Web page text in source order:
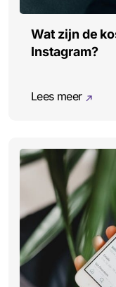
Wat zijn de
Instagram?
Lees meer